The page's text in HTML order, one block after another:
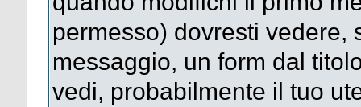
permesso) dovresti vedere,
messaggio, un form dal
vedi, probabilmente il tuo